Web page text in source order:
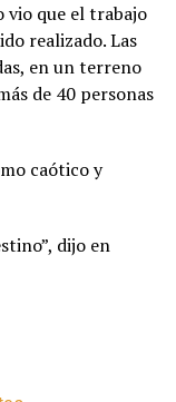
vio que el trabajo
realizado. Las
en un terreno
de 40 personas
caótico y
dijo en